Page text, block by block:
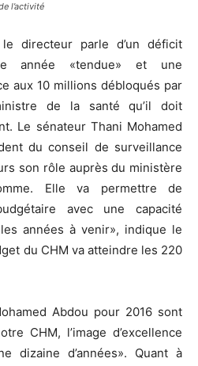
l’activité
directeur parle d’un déficit
année «tendue» et une
aux 10 millions débloqués par
de la santé qu’il doit
Le sénateur Thani Mohamed
du conseil de surveillance
son rôle auprès du ministère
Elle va permettre de
avec une capacité
les années à venir», indique le
du CHM va atteindre les 220
Abdou pour 2016 sont
CHM, l’image d’excellence
dizaine d’années». Quant à